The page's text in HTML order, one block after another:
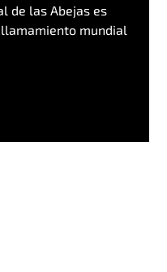
de las Abejas es
mundial